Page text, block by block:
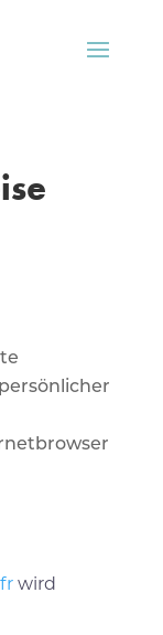
wird